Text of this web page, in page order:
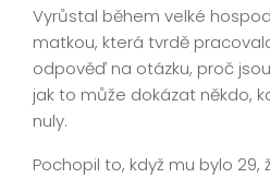
Vyrůstal během velké
matkou, která tvrdě
odpověď na otázku, proč
jak to může dokázat někdo,
nuly.
Pochopil to, když mu bylo 29,